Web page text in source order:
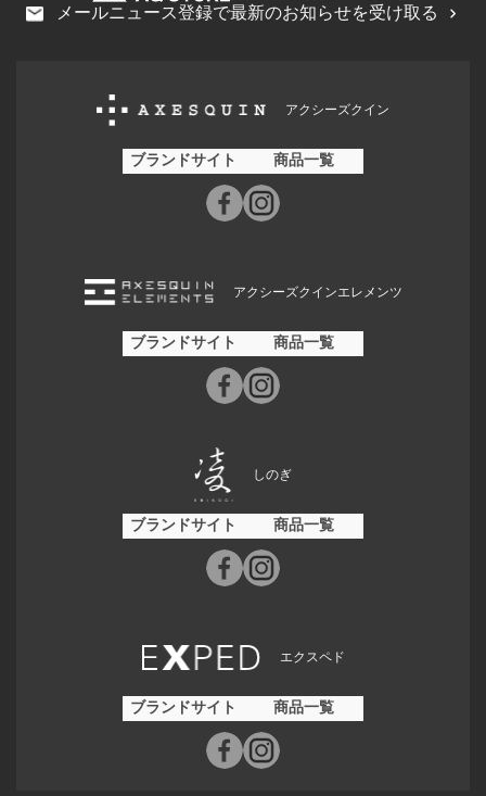
メールニュース登録で最新のお知らせを受け取る
アクシーズクイン
ブランドサイト 商品一覧
アクシーズクインエレメンツ
ブランドサイト 商品一覧
しのぎ
ブランドサイト 商品一覧
エクスペド
ブランドサイト 商品一覧